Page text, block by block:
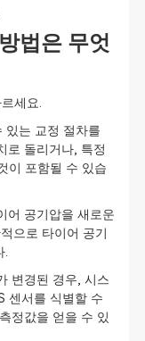
법은 무엇
세요.
는 교정 절차를
로 돌리거나, 특정
이 포함될 수 있습
어 공기압을 새로운
으로 타이어 공기
변경된 경우, 시스
센서를 식별할 수
정값을 얻을 수 있